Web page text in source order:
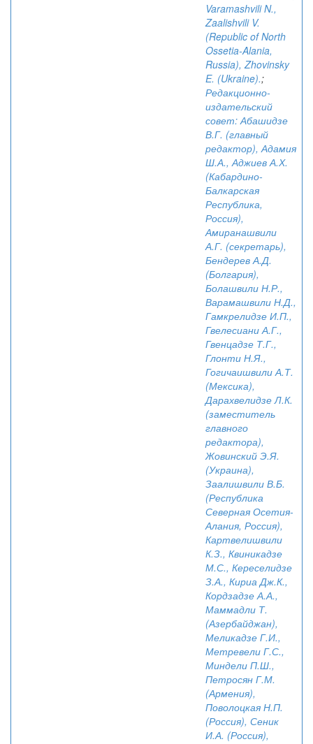
Varamashvili N.,
Zaalishvili V.
(Republic of North
Ossetia-Alania,
Russia), Zhovinsky
E. (Ukraine).;
Редакционно-
издательский
совет: Абашидзе
В.Г. (главный
редактор), Адамия
Ш.А., Аджиев А.Х.
(Кабардино-
Балкарская
Республика,
Россия),
Амиранашвили
А.Г. (секретарь),
Бендерев А.Д.
(Болгария),
Болашвили Н.Р.,
Варамашвили Н.Д.,
Гамкрелидзе И.П.,
Гвелесиани А.Г.,
Гвенцадзе Т.Г.,
Глонти Н.Я.,
Гогичаишвили А.Т.
(Мексика),
Дарахвелидзе Л.К.
(заместитель
главного
редактора),
Жовинский Э.Я.
(Украина),
Заалишвили В.Б.
(Республика
Северная Осетия-
Алания, Россия),
Картвелишвили
К.З., Квиникадзе
М.С., Кереселидзе
З.А., Кириа Дж.К.,
Кордзадзе А.А.,
Маммадли Т.
(Азербайджан),
Меликадзе Г.И.,
Метревели Г.С.,
Миндели П.Ш.,
Петросян Г.М.
(Армения),
Поволоцкая Н.П.
(Россия), Сеник
И.А. (Россия),